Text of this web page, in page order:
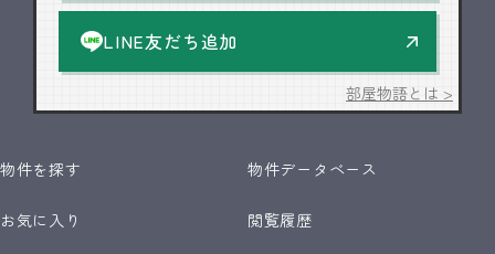
LINE友だち追加
部屋物語とは >
物件を探す 物件データベース
お気に入り 閲覧履歴